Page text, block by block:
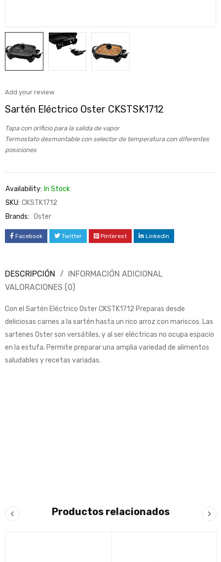
Add your review
Sartén Eléctrico Oster CKSTSK1712
Tapa con orificio para la salida de vapor
Termostato desmontable con selector de temperatura con diferentes
posiciones
Availability: In Stock
SKU: CKSTK1712
Brands: Oster
Facebook Twitter Pinterest LinkedIn
DESCRIPCIÓN
INFORMACIÓN ADICIONAL
VALORACIONES (0)
Con el Sartén Eléctrico Oster CKSTK1712 Preparas desde
deliciosas carnes a la sartén hasta un rico arroz con mariscos. Las
sartenes Oster son versátiles, y al ser eléctricas no ocupa espacio
en la estufa. Permite preparar una amplia variedad de alimentos
saludables y recetas variadas.
Productos relacionados